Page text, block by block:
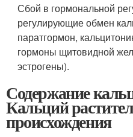
Сбой в гормональной
регулирующие обмен
паратгормон,
гормоны щитовидной
эстрогены).
Содержание
Кальций
происхождения